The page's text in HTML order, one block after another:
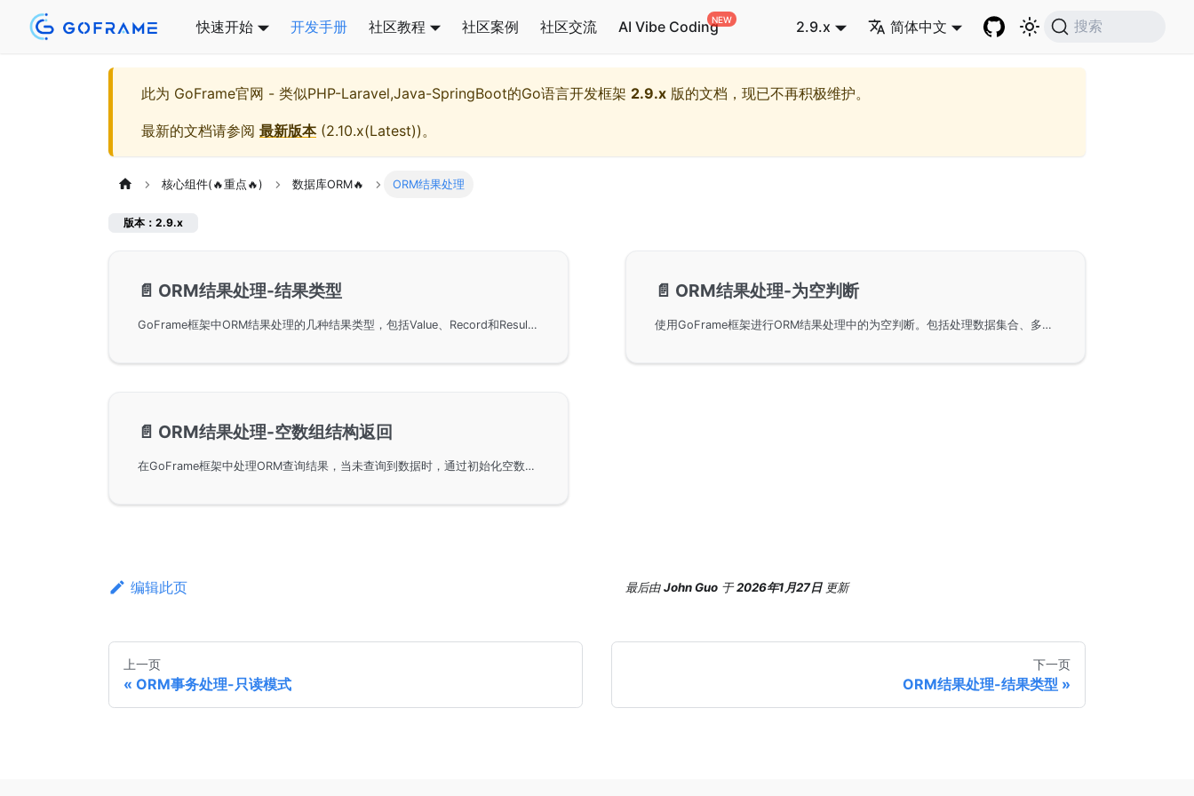
快速开始 开发手册 社区教程 社区案例 社区交流 AI Vibe Coding 2.9.x 简体中文 搜索
此为 GoFrame官网 - 类似PHP-Laravel,Java-SpringBoot的Go语言开发框架 2.9.x 版的文档，现已不再积极维护。
最新的文档请参阅 最新版本(2.10.x(Latest))。
核心组件(🔥重点🔥) 数据库ORM🔥 ORM结果处理
版本：2.9.x
📄️ ORM结果处理-结果类型
GoFrame框架中ORM结果处理的几种结果类型，包括Value、Record和Result的数据结构定义。通过示例详细讲解了如何将数据表记录转换为struct对象，以及Result/Record类型在特定字段检索场景下的应用。
📄️ ORM结果处理-为空判断
使用GoFrame框架进行ORM结果处理中的为空判断。包括处理数据集合、多条数据记录、数据字段值，以及Struct对象和Struct数组的结果处理方法。通过使用IsEmpty和IsNil等方法，可以轻松地判断查询结果是否为空。
📄️ ORM结果处理-空数组结构返回
在GoFrame框架中处理ORM查询结果，当未查询到数据时，通过初始化空数组避免返回null值，从而增强与前端的友好交互。这种改进可以在数据需要展示于网页时，确保返回格式的预测性与稳定性。
编辑此页 最后由John Guo 于2026年1月27日 更新
上一页
ORM事务处理-只读模式
下一页
ORM结果处理-结果类型